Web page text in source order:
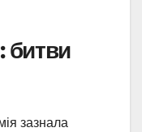
битви
зазнала